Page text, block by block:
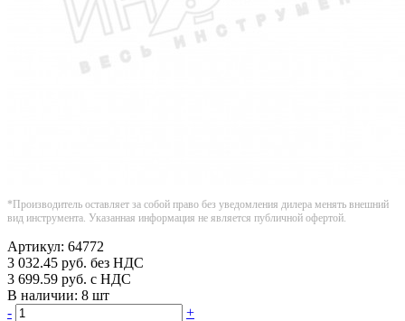
*Производитель оставляет за собой право без уведомления дилера менять внешний
вид инструмента. Указанная информация не является публичной офертой.
Артикул: 64772
3 032.45 руб. без НДС
3 699.59 руб. с НДС
В наличии: 8 шт
-
+